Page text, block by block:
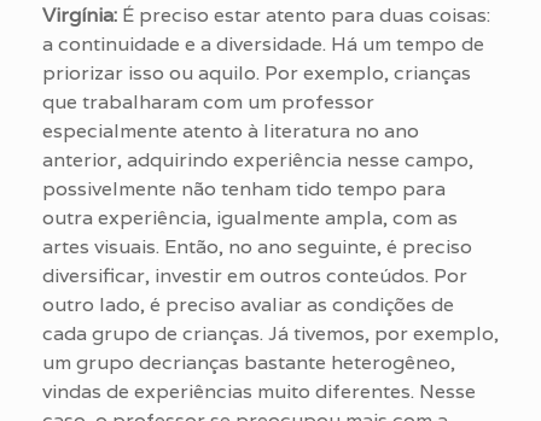
Virgínia: É preciso estar atento para duas coisas:
a continuidade e a diversidade. Há um tempo de
priorizar isso ou aquilo. Por exemplo, crianças
que trabalharam com um professor
especialmente atento à literatura no ano
anterior, adquirindo experiência nesse campo,
possivelmente não tenham tido tempo para
outra experiência, igualmente ampla, com as
artes visuais. Então, no ano seguinte, é preciso
diversificar, investir em outros conteúdos. Por
outro lado, é preciso avaliar as condições de
cada grupo de crianças. Já tivemos, por exemplo,
um grupo decrianças bastante heterogêneo,
vindas de experiências muito diferentes. Nesse